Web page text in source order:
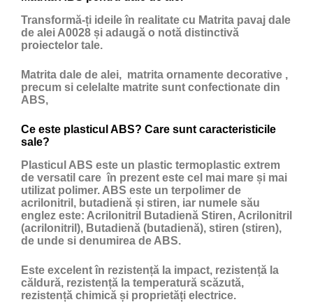
Transformă-ți ideile în realitate cu Matrita pavaj dale
de alei A0028 și adaugă o notă distinctivă
proiectelor tale.
Matrita dale de alei, matrita ornamente decorative ,
precum si celelalte matrite sunt confectionate din
ABS,
Ce este plasticul ABS? Care sunt caracteristicile
sale?
Plasticul ABS este un plastic termoplastic extrem
de versatil care în prezent este cel mai mare și mai
utilizat polimer. ABS este un terpolimer de
acrilonitril, butadienă și stiren, iar numele său
englez este: Acrilonitril Butadienă Stiren, Acrilonitril
(acrilonitril), Butadienă (butadienă), stiren (stiren),
de unde si denumirea de ABS.
Este excelent în rezistență la impact, rezistență la
căldură, rezistență la temperatură scăzută,
rezistență chimică și proprietăți electrice.